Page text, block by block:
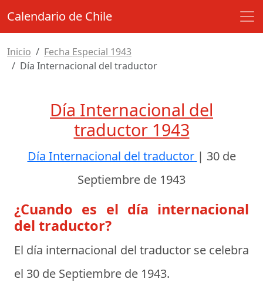
Calendario de Chile
Inicio
Fecha Especial 1943
Día Internacional del traductor
Día Internacional del
traductor 1943
Día Internacional del traductor | 30 de
Septiembre de 1943
¿Cuando es el día internacional
del traductor?
El día internacional del traductor se celebra
el 30 de Septiembre de 1943.